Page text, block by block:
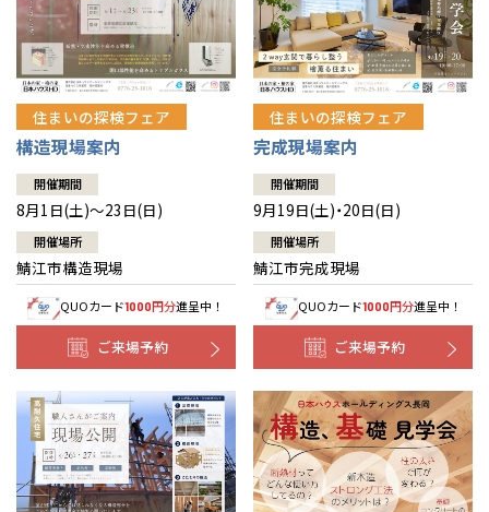
住まいの探検フェア
構造現場案内
開催期間
8月1日(土)～23日(日)
開催場所
鯖江市構造現場
QUOカード1000円分進呈中！
ご来場予約
住まいの探検フェア
完成現場案内
開催期間
9月19日(土)・20日(日)
開催場所
鯖江市完成現場
QUOカード1000円分進呈中！
ご来場予約